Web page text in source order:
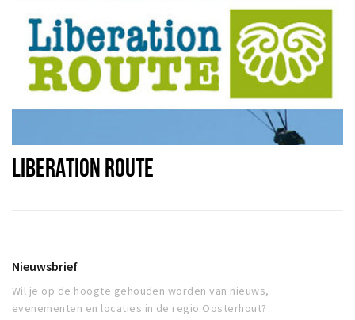
LIBERATION ROUTE
Nieuwsbrief
Wil je op de hoogte gehouden worden van nieuws,
evenementen en locaties in de regio Oosterhout?